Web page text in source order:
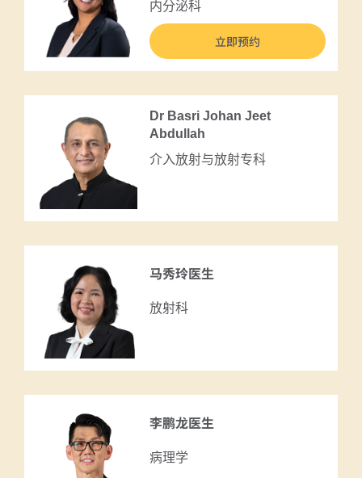
内分泌科
立即预约
Dr Basri Johan Jeet
Abdullah
介入放射与放射专科
马秀玲医生
放射科
李鹏龙医生
病理学